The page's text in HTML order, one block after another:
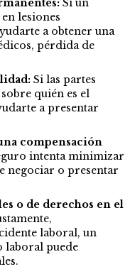
Si un
lesiones
a obtener una
pérdida de
Si las partes
quién es el
a presentar
compensación
intenta minimizar
negociar o presentar
o de derechos en el
laboral, un
laboral puede